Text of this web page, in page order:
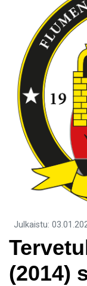
Julkaistu:
(2014)